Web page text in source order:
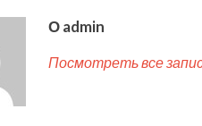
О admin
Посмотреть все